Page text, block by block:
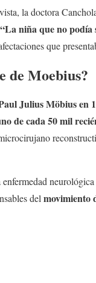
la doctora
“La niña que no podía
que
de Moebius?
Julius Möbius en
de cada 50 mil
del movimiento